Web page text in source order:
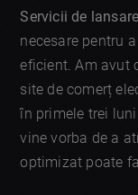
Servicii de
necesare pentru
eficient. Am avut
site de comerț
în primele trei
vine vorba de a
optimizat poate